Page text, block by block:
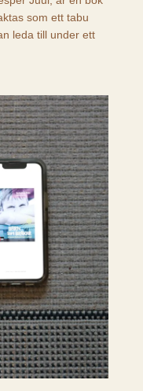
som ett tabu
leda till under ett